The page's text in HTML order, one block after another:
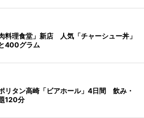
料理食堂」新店 人気「チャーシュー丼」
400グラム
リタン高崎「ビアホール」4日間 飲み・
120分